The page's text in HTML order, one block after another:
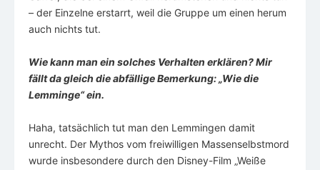
– der Einzelne erstarrt, weil die Gruppe um einen herum
auch nichts tut.
Wie kann man ein solches Verhalten erklären? Mir
fällt da gleich die abfällige Bemerkung: „Wie die
Lemminge“ ein.
Haha, tatsächlich tut man den Lemmingen damit
unrecht. Der Mythos vom freiwilligen Massenselbstmord
wurde insbesondere durch den Disney-Film „Weiße